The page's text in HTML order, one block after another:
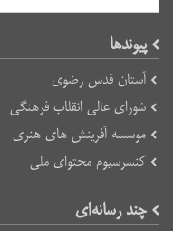
پیوند‌ها
آستان قدس رضوی
شورای عالی انقلاب فرهنگی
موسسه آفرینش های هنری
کنسرسیوم محتوای ملی
چند رسانه‌ای